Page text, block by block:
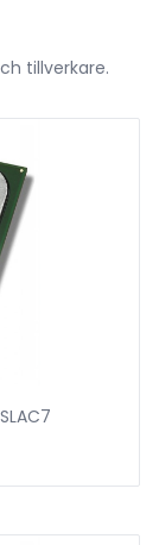
tillverkare.